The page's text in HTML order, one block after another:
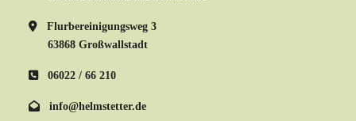
Flurbereinigungsweg 3
63868 Großwallstadt
06022 / 66 210
info@helmstetter.de